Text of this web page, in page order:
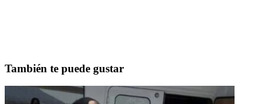
También te puede gustar